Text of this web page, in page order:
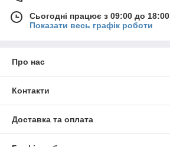
Сьогодні працює з 09:00 до 18:00
Показати весь графік роботи
Про нас
Контакти
Доставка та оплата